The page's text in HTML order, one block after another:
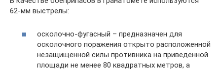
62-мм выстрелы:
осколочно-фугасный – предназначен для
осколочного поражения открыто расположенной
незащищенной силы противника на приведенной
площади не менее 80 квадратных метров, а